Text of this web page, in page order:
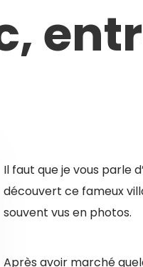
Il faut que je vous parle
découvert ce fameux
souvent vus en photos.
Après avoir marché